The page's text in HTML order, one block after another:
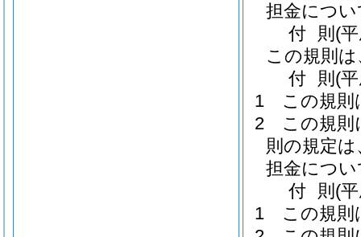
担金につ
付 則 (
この規則
付 則 (
1
この規則
2
この規則
則の規定
担金につ
付 則 (
1
この規則